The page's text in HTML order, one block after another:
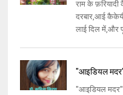
राम के
दरबार,आई
लाई दिल में,और
"आइडियल मदर"
"आइडियल मदर"